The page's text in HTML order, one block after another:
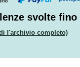
svolte fino
l'archivio completo)